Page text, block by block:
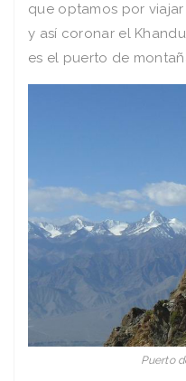
que optamos por
y así coronar el
es el puerto de
Puerto